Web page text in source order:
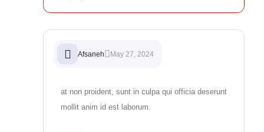
Afsaneh May 27, 2024
at non proident, sunt in culpa qui officia deserunt
mollit anim id est laborum.